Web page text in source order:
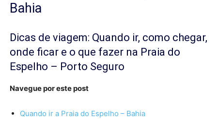
Bahia
Dicas de viagem: Quando ir, como chegar,
onde ficar e o que fazer na Praia do
Espelho – Porto Seguro
Navegue por este post
Quando ir a Praia do Espelho – Bahia